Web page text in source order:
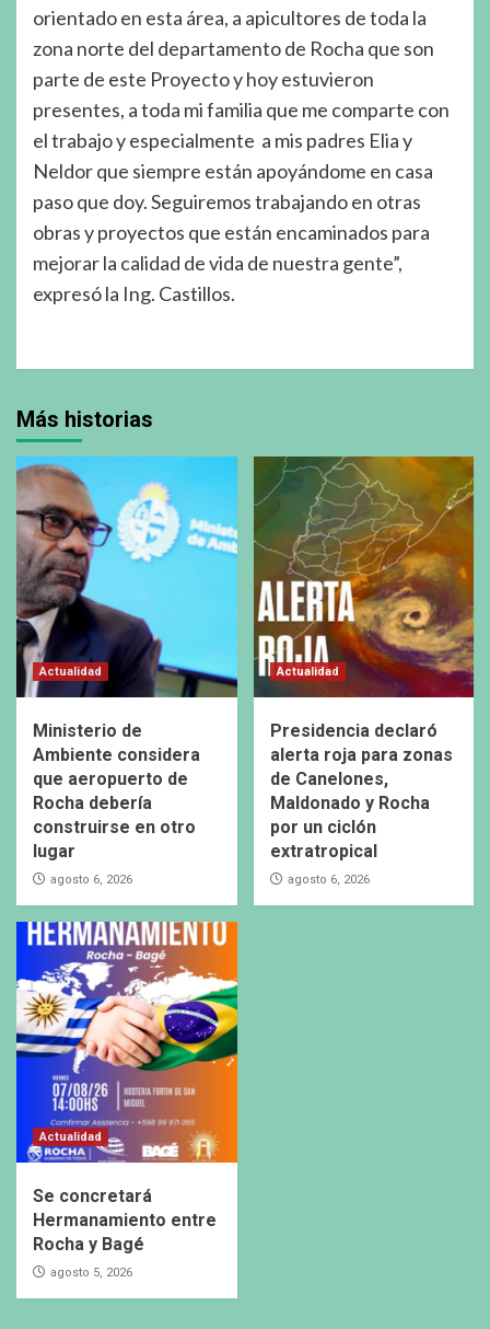
orientado en esta área, a apicultores de toda la
zona norte del departamento de Rocha que son
parte de este Proyecto y hoy estuvieron
presentes, a toda mi familia que me comparte con
el trabajo y especialmente a mis padres Elia y
Neldor que siempre están apoyándome en casa
paso que doy. Seguiremos trabajando en otras
obras y proyectos que están encaminados para
mejorar la calidad de vida de nuestra gente”,
expresó la Ing. Castillos.
Más historias
Actualidad
Ministerio de
Ambiente considera
que aeropuerto de
Rocha debería
construirse en otro
lugar
agosto 6, 2026
Actualidad
Presidencia declaró
alerta roja para zonas
de Canelones,
Maldonado y Rocha
por un ciclón
extratropical
agosto 6, 2026
Actualidad
Se concretará
Hermanamiento entre
Rocha y Bagé
agosto 5, 2026